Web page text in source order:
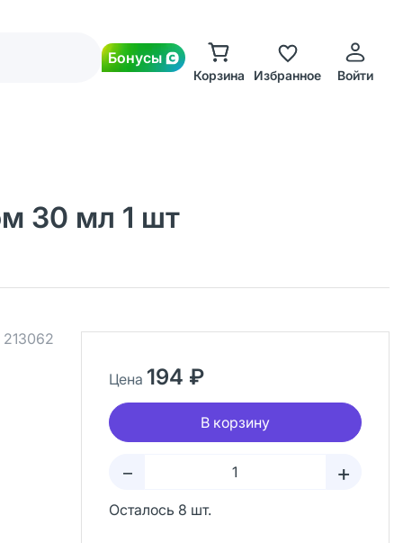
Бонусы
Корзина Избранное Войти
30 мл 1 шт
213062
Цена 194 ₽
В корзину
– +
Осталось 8 шт.